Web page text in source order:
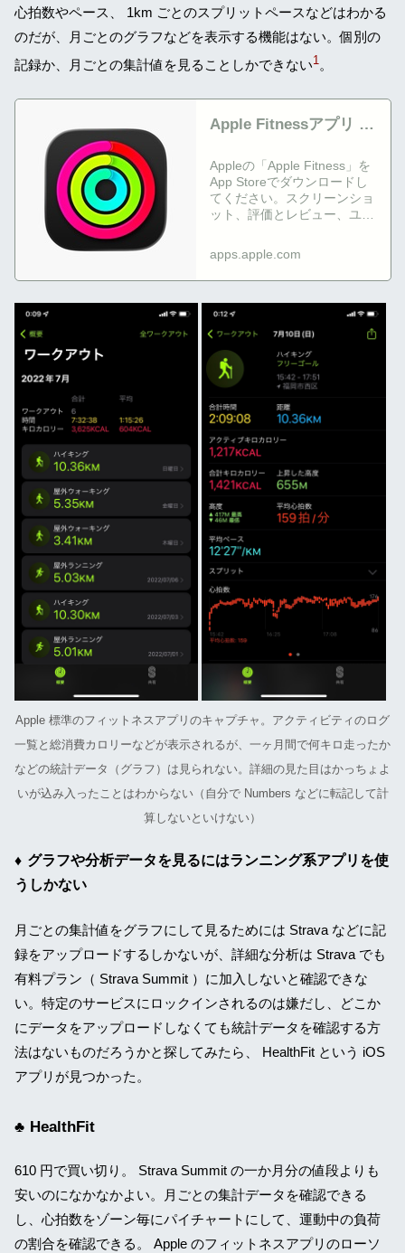
心拍数やペース、 1km ごとのスプリットペースなどはわかる
のだが、月ごとのグラフなどを表示する機能はない。個別の
記録か、月ごとの集計値を見ることしかできない1。
‎Apple Fitnessアプリ -
Appleの「Apple Fitness」を
App Storeでダウンロードし
てください。スクリーンショ
ット、評価とレビュー、ユー
Fitness」に似たゲームを見
ることなどができます。
apps.apple.com
Apple 標準のフィットネスアプリのキャプチャ。アクティビティのログ
一覧と総消費カロリーなどが表示されるが、一ヶ月間で何キロ走ったか
などの統計データ（グラフ）は見られない。詳細の見た目はかっちょよ
いが込み入ったことはわからない（自分で Numbers などに転記して計
算しないといけない）
グラフや分析データを見るにはランニング系アプリを使
うしかない
月ごとの集計値をグラフにして見るためには Strava などに記
録をアップロードするしかないが、詳細な分析は Strava でも
有料プラン（ Strava Summit ）に加入しないと確認できな
い。特定のサービスにロックインされるのは嫌だし、どこか
にデータをアップロードしなくても統計データを確認する方
法はないものだろうかと探してみたら、 HealthFit という iOS
アプリが見つかった。
HealthFit
610 円で買い切り。 Strava Summit の一か月分の値段よりも
安いのになかなかよい。月ごとの集計データを確認できる
し、心拍数をゾーン毎にパイチャートにして、運動中の負荷
の割合を確認できる。 Apple のフィットネスアプリのローソ